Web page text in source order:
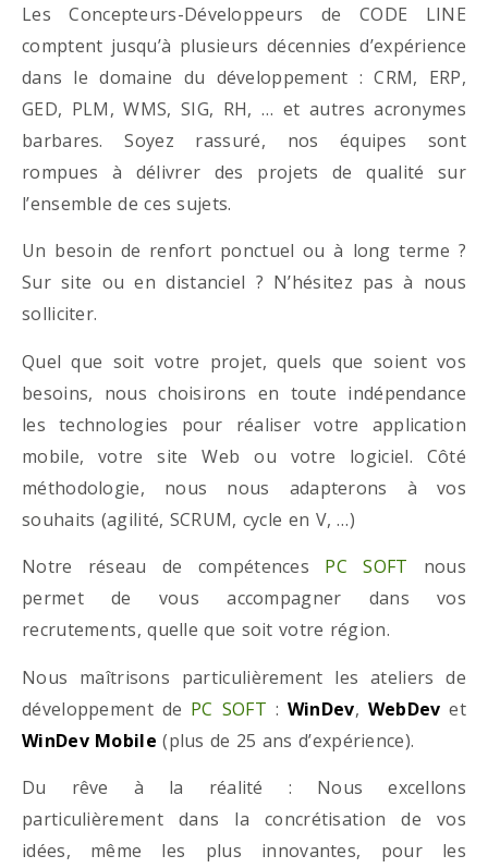
Les Concepteurs-Développeurs de CODE LINE
comptent jusqu’à plusieurs décennies d’expérience
dans le domaine du développement : CRM, ERP,
GED, PLM, WMS, SIG, RH, … et autres acronymes
barbares. Soyez rassuré, nos équipes sont
rompues à délivrer des projets de qualité sur
l’ensemble de ces sujets.
Un besoin de renfort ponctuel ou à long terme ?
Sur site ou en distanciel ? N’hésitez pas à nous
solliciter.
Quel que soit votre projet, quels que soient vos
besoins, nous choisirons en toute indépendance
les technologies pour réaliser votre application
mobile, votre site Web ou votre logiciel. Côté
méthodologie, nous nous adapterons à vos
souhaits (agilité, SCRUM, cycle en V, …)
Notre réseau de compétences PC SOFT nous
permet de vous accompagner dans vos
recrutements, quelle que soit votre région.
Nous maîtrisons particulièrement les ateliers de
développement de PC SOFT : WinDev, WebDev et
WinDev Mobile (plus de 25 ans d’expérience).
Du rêve à la réalité : Nous excellons
particulièrement dans la concrétisation de vos
idées, même les plus innovantes, pour les